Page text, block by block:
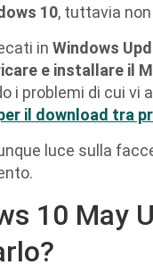
10, tuttavia
in Windows
e installare il
i problemi di cui vi
il download tra
luce sulla
10 May